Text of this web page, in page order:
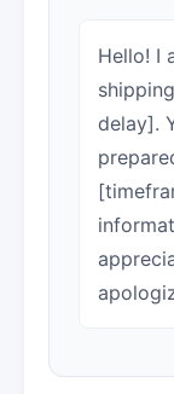
Hello! I
delay].